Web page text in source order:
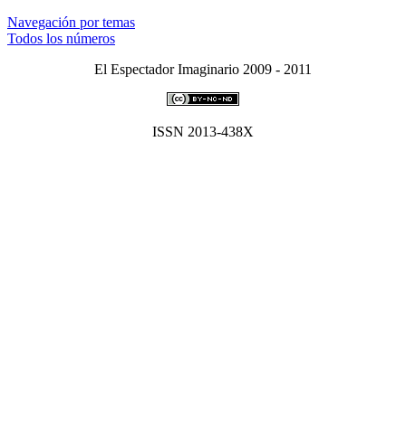
Navegación por temas
Todos los números
El Espectador Imaginario 2009 - 2011
ISSN 2013-438X